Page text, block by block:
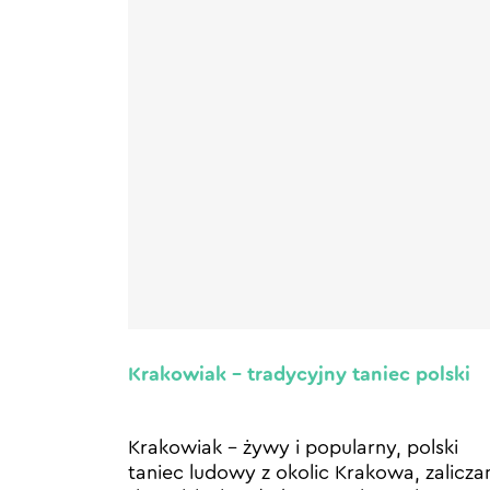
Krakowiak – tradycyjny taniec polski
Krakowiak – żywy i popularny, polski
taniec ludowy z okolic Krakowa,